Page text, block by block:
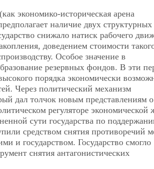
экономико-историческая арена
наличие двух структурных
снижало натиск рабочего
доведением стоимости
Особое значение в
резервных фондов. В эти
порядка экономически
Через политический механизм
дал толчок новым представлениям о
регуляторе экономической
сути государства по
средством снятия противоречий
и государством. Государство смогло
снятия антагонистических